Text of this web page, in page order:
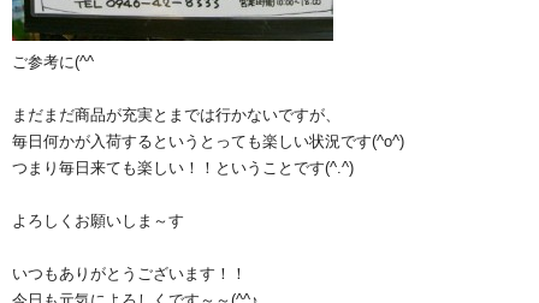
ご参考に(^^ゞ
まだまだ商品が充実とまでは行かないですが、
毎日何かが入荷するというとっても楽しい状況です(^o^)
つまり毎日来ても楽しい！！ということです(^.^)
よろしくお願いしま～す
いつもありがとうございます！！